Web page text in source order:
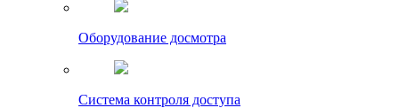
Оборудование досмотра
Система контроля доступа